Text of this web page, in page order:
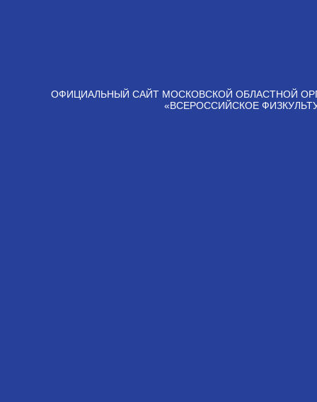
ОФИЦИАЛЬНЫЙ САЙТ МОСКОВСКОЙ ОБЛАСТНОЙ
«ВСЕРОССИЙСКОЕ